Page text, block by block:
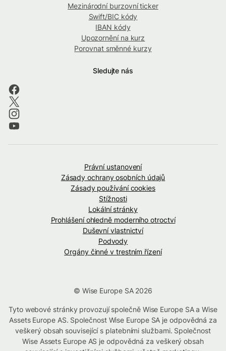
Mezinárodní burzovní ticker
Swift/BIC kódy
IBAN kódy
Upozornění na kurz
Porovnat směnné kurzy
Sledujte nás
Právní ustanovení
Zásady ochrany osobních údajů
Zásady používání cookies
Stížnosti
Lokální stránky
Prohlášení ohledně moderního otroctví
Duševní vlastnictví
Podvody
Orgány činné v trestním řízení
© Wise Europe SA 2026
Tyto webové stránky provozují společně Wise Europe SA a Wise
Assets Europe AS. Společnost Wise Europe SA je odpovědná za
veškerý obsah související s platebními službami. Společnost
Wise Assets Europe AS je odpovědná za veškerý obsah